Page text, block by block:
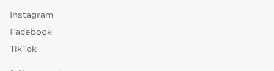
Instagram
Facebook
TikTok